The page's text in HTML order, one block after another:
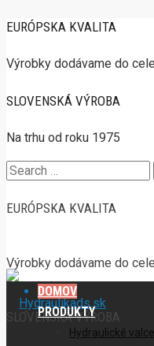
EURÓPSKA KVALITA
Výrobky dodávame do
SLOVENSKÁ VÝROBA
Na trhu od roku 1975
Search
EURÓPSKA KVALITA
Výrobky dodávame do
SLOVENSKÁ VÝROBA
DOMOV
PRODUKTY
Hydraulické valce